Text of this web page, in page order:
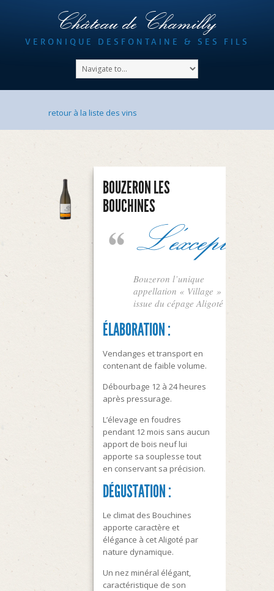
Château de Chamilly
VERONIQUE DESFONTAINE & SES FILS
retour à la liste des vins
BOUZERON LES
BOUCHINES
L’exception
Bouzeron l’unique
appellation « Village »
issue du cépage Aligoté
ÉLABORATION :
Vendanges et transport en
contenant de faible volume.
Débourbage 12 à 24 heures
après pressurage.
L’élevage en foudres
pendant 12 mois sans aucun
apport de bois neuf lui
apporte sa souplesse tout
en conservant sa précision.
DÉGUSTATION :
Le climat des Bouchines
apporte caractère et
élégance à cet Aligoté par
nature dynamique.
Un nez minéral élégant,
caractéristique de son